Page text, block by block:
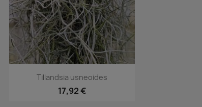
Aperçu rapide
Tillandsia usneoides
17,92 €